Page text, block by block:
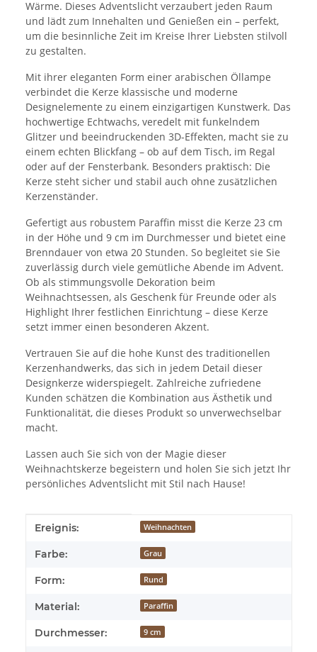
Wärme. Dieses Adventslicht verzaubert jeden Raum
und lädt zum Innehalten und Genießen ein – perfekt,
um die besinnliche Zeit im Kreise Ihrer Liebsten stilvoll
zu gestalten.
Mit ihrer eleganten Form einer arabischen Öllampe
verbindet die Kerze klassische und moderne
Designelemente zu einem einzigartigen Kunstwerk. Das
hochwertige Echtwachs, veredelt mit funkelndem
Glitzer und beeindruckenden 3D-Effekten, macht sie zu
einem echten Blickfang – ob auf dem Tisch, im Regal
oder auf der Fensterbank. Besonders praktisch: Die
Kerze steht sicher und stabil auch ohne zusätzlichen
Kerzenständer.
Gefertigt aus robustem Paraffin misst die Kerze 23 cm
in der Höhe und 9 cm im Durchmesser und bietet eine
Brenndauer von etwa 20 Stunden. So begleitet sie Sie
zuverlässig durch viele gemütliche Abende im Advent.
Ob als stimmungsvolle Dekoration beim
Weihnachtsessen, als Geschenk für Freunde oder als
Highlight Ihrer festlichen Einrichtung – diese Kerze
setzt immer einen besonderen Akzent.
Vertrauen Sie auf die hohe Kunst des traditionellen
Kerzenhandwerks, das sich in jedem Detail dieser
Designkerze widerspiegelt. Zahlreiche zufriedene
Kunden schätzen die Kombination aus Ästhetik und
Funktionalität, die dieses Produkt so unverwechselbar
macht.
Lassen auch Sie sich von der Magie dieser
Weihnachtskerze begeistern und holen Sie sich jetzt Ihr
persönliches Adventslicht mit Stil nach Hause!
Produkteigenschaft
Wert
Ereignis: Weihnachten
Farbe: Grau
Form: Rund
Material: Paraffin
Durchmesser: 9 cm